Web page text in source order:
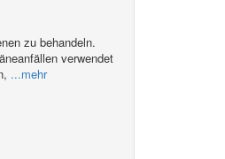
zu behandeln.
verwendet
...mehr